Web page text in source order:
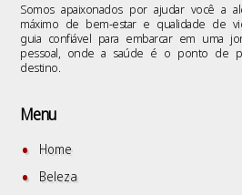
Somos apaixonados por ajudar você a
máximo de bem-estar e qualidade de
guia confiável para embarcar em uma
pessoal, onde a saúde é o ponto de
destino.
Menu
Home
Beleza